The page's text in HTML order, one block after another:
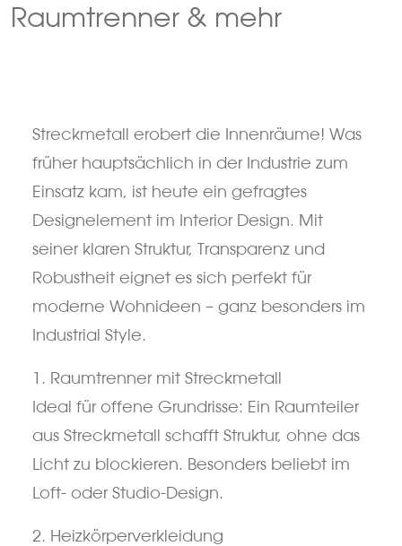
Raumtrenner & mehr
Streckmetall erobert die Innenräume! Was
früher hauptsächlich in der Industrie zum
Einsatz kam, ist heute ein gefragtes
Designelement im Interior Design. Mit
seiner klaren Struktur, Transparenz und
Robustheit eignet es sich perfekt für
moderne Wohnideen – ganz besonders im
Industrial Style.
1. Raumtrenner mit Streckmetall
Ideal für offene Grundrisse: Ein Raumteiler
aus Streckmetall schafft Struktur, ohne das
Licht zu blockieren. Besonders beliebt im
Loft- oder Studio-Design.
2. Heizkörperverkleidung